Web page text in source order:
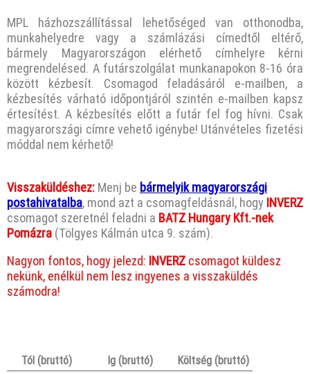
MPL házhozszállítással lehetőséged van otthonodba,
munkahelyedre vagy a számlázási címedtől eltérő,
bármely Magyarországon elérhető címhelyre kérni
megrendelésed. A futárszolgálat munkanapokon 8-16 óra
között kézbesít. Csomagod feladásáról e-mailben, a
kézbesítés várható időpontjáról szintén e-mailben kapsz
értesítést. A kézbesítés előtt a futár fel fog hívni. Csak
magyarországi címre vehető igénybe! Utánvételes fizetési
móddal nem kérhető!
Visszaküldéshez: Menj be bármelyik magyarországi
postahivatalba, mond azt a csomagfeldásnál, hogy INVERZ
csomagot szeretnél feladni a BATZ Hungary Kft.-nek
Pomázra (Tölgyes Kálmán utca 9. szám).
Nagyon fontos, hogy jelezd: INVERZ csomagot küldesz
nekünk, enélkül nem lesz ingyenes a visszaküldés
számodra!
Tól (bruttó) Ig (bruttó)
Költség (bruttó)